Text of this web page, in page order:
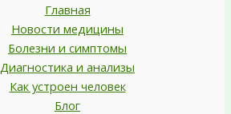
Главная
Новости медицины
Болезни и симптомы
Диагностика и анализы
Как устроен человек
Блог